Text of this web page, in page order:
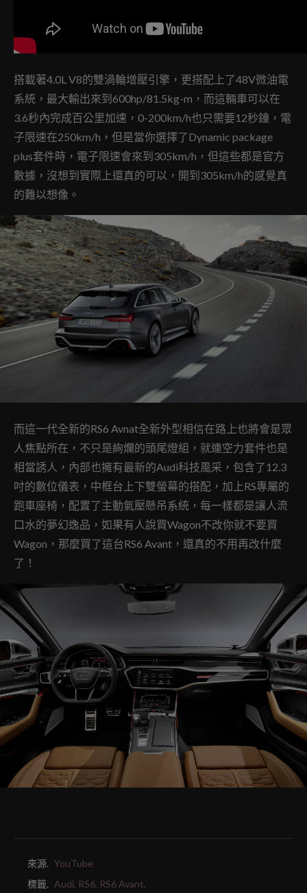
搭載著4.0L V8的雙渦輪增壓引擎，更搭配上了48V微油電
系統，最大輸出來到600hp/81.5kg-m，而這輛車可以在
3.6秒內完成百公里加速，0-200km/h也只需要12秒鐘，電
子限速在250km/h，但是當你選擇了Dynamic package
plus套件時，電子限速會來到305km/h，但這些都是官方
數據，沒想到實際上還真的可以，開到305km/h的感覺真
的難以想像。
而這一代全新的RS6 Avnat全新外型相信在路上也將會是眾
人焦點所在，不只是絢爛的頭尾燈組，就連空力套件也是
相當誘人，內部也擁有最新的Audi科技風采，包含了12.3
吋的數位儀表，中框台上下雙螢幕的搭配，加上RS專屬的
跑車座椅，配置了主動氣壓懸吊系統，每一樣都是讓人流
口水的夢幻逸品，如果有人說買Wagon不改你就不要買
Wagon，那麼買了這台RS6 Avant，還真的不用再改什麼
了！
來源. YouTube
標籤. Audi, RS6, RS6 Avant,